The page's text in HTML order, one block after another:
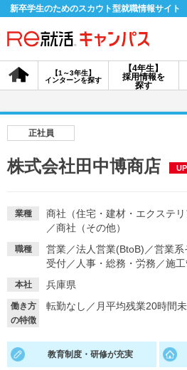
新卒学生のためのスカウト型就職情報サイト
【4年生】
採用情報を
探す
【1～3年生】
インターンを探す
会員登録
採用情報を探す
説明会を探す
イベントを探す スカウト
就活ノウハウ・サポート
就活支援
正社員
株式会社田中博商店
業種 商社（住宅・建材・エクステリ
／商社（その他）
職種 営業／法人営業(BtoB) ／営業系
受付／ 人事・総務・労務 ／施
本社 兵庫県
働き方
の特徴
転勤なし ／ 月平均残業20時間
教育制度・研修が充実